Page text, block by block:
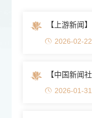
2026-02-22
2026-01-31